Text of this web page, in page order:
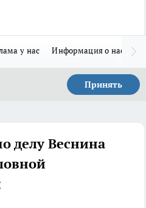
у нас Информация о нас
Принять
делу Веснина